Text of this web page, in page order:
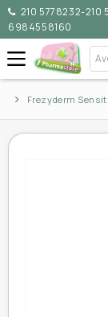
210 5778232-210
6984558160
Frezyderm